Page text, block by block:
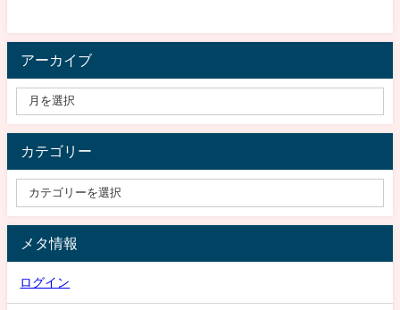
アーカイブ
カテゴリー
メタ情報
ログイン